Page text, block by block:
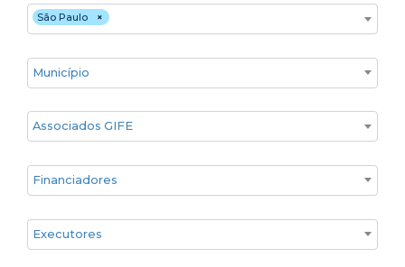
Estado ×
São Paulo
Cidade
Associados GIFE
Financiadores
Executores